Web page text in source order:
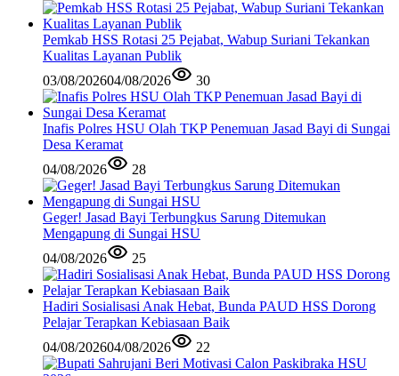
Pemkab HSS Rotasi 25 Pejabat, Wabup Suriani Tekankan
Kualitas Layanan Publik
03/08/202604/08/2026 30
Inafis Polres HSU Olah TKP Penemuan Jasad Bayi di Sungai
Desa Keramat
04/08/2026
28
Geger! Jasad Bayi Terbungkus Sarung Ditemukan
Mengapung di Sungai HSU
04/08/2026
25
Hadiri Sosialisasi Anak Hebat, Bunda PAUD HSS Dorong
Pelajar Terapkan Kebiasaan Baik
04/08/202604/08/2026 22